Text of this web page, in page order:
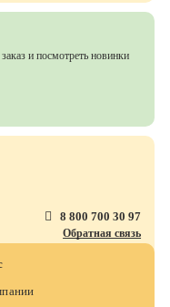
8 800 700 30 97
Обратная связь
и посмотреть новинки